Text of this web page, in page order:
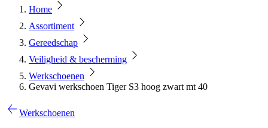
Home
Assortiment
Gereedschap
Veiligheid & bescherming
Werkschoenen
Gevavi werkschoen Tiger S3 hoog zwart mt 40
Werkschoenen